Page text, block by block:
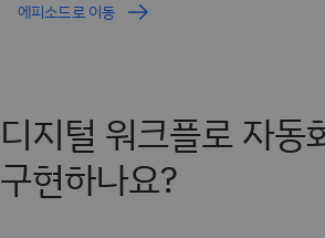
에피소드로 이동
디지털 워크플로 자동
구현하나요?